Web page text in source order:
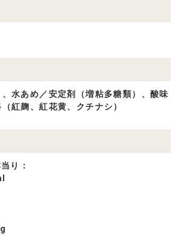
水あめ／安定剤（増粘多糖類）、酸味
紅麹、紅花黄、クチナシ）
り：